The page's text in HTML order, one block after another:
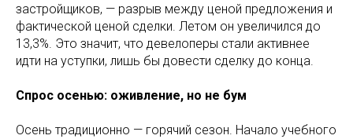
застройщиков, — разрыв между ценой предложения и
фактической ценой сделки. Летом он увеличился до
13,3%. Это значит, что девелоперы стали активнее
идти на уступки, лишь бы довести сделку до конца.
Спрос осенью: оживление, но не бум
Осень традиционно — горячий сезон. Начало учебного